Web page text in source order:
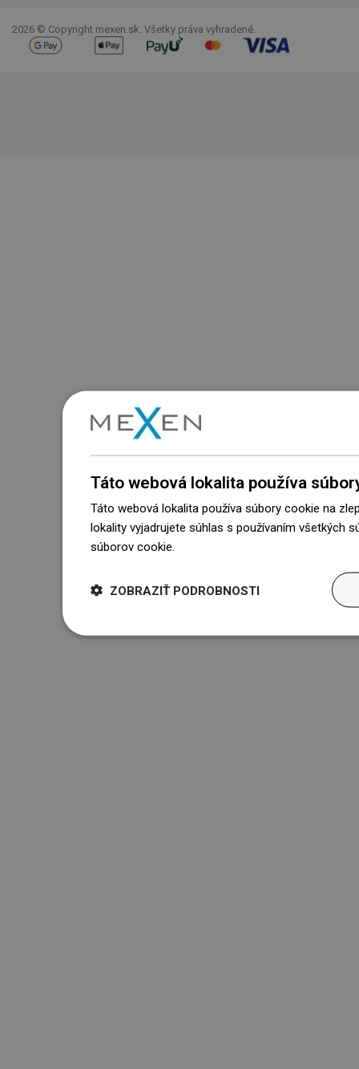
2026 © Copyright mexen.sk. Všetky práva vyhradené.
Táto webová lokalita používa
Táto webová lokalita používa súbory cookie na
lokality vyjadrujete súhlas s používaním všetkých
súborov cookie.
ZOBRAZIŤ PODROBNOSTI